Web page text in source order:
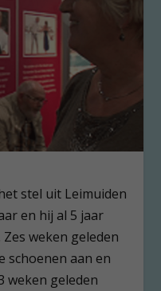
stel uit Leimuiden
en hij al 5 jaar
weken geleden
schoenen aan en
weken geleden